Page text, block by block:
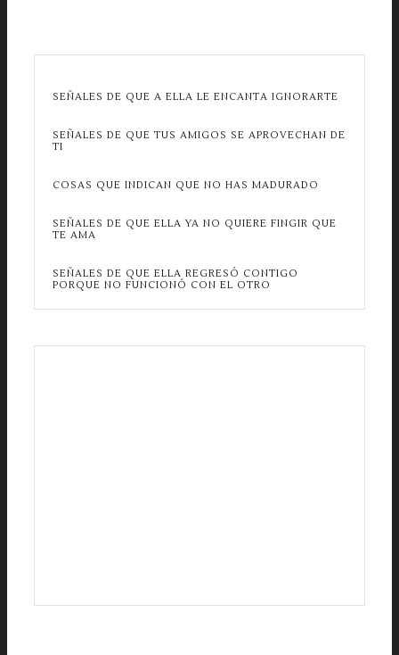
SEÑALES DE QUE A ELLA LE ENCANTA IGNORARTE
SEÑALES DE QUE TUS AMIGOS SE APROVECHAN DE
TI
COSAS QUE INDICAN QUE NO HAS MADURADO
SEÑALES DE QUE ELLA YA NO QUIERE FINGIR QUE
TE AMA
SEÑALES DE QUE ELLA REGRESÓ CONTIGO
PORQUE NO FUNCIONÓ CON EL OTRO